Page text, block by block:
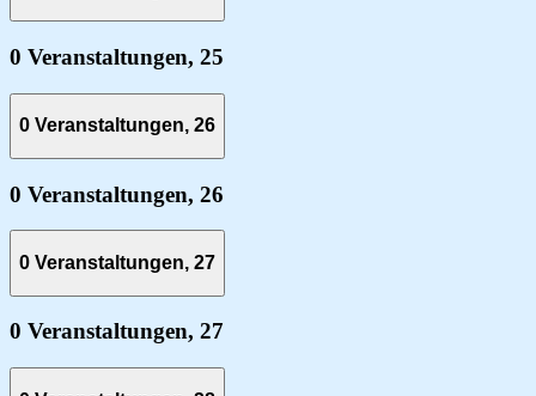
0 Veranstaltungen, 25
0 Veranstaltungen, 26
0 Veranstaltungen, 26
0 Veranstaltungen, 27
0 Veranstaltungen, 27